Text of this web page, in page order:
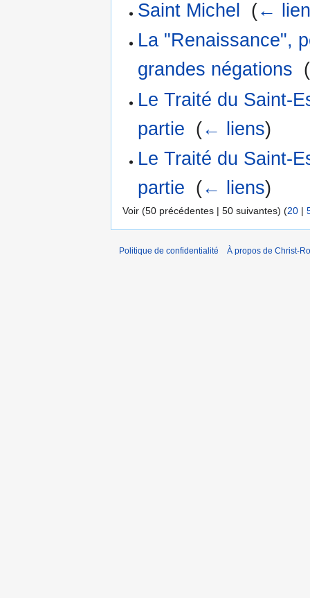
Saint Michel
(←
La "Renaissance",
grandes négations (
Le Traité du Saint-
partie (← liens)
Le Traité du Saint-
partie (← liens)
Voir (50 précédentes | 50 suivantes) (20 |
Politique de confidentialité À propos de Christ-